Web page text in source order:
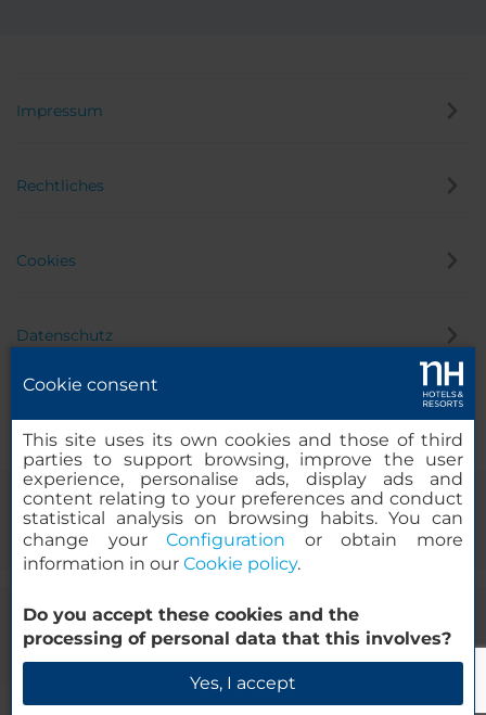
Impressum
Rechtliches
Cookies
Datenschutz
© 2000 – 2026 MINOR HOTELS EUROPE & AMERICAS Santa Engracia
120. 28003 Madrid, Spanien
Cookie consent
This site uses its own cookies and those of third
parties to support browsing, improve the user
experience, personalise ads, display ads and
content relating to your preferences and conduct
statistical analysis on browsing habits. You can
change yourConfiguration or obtain more
information in our Cookie policy.
Do you accept these cookies and the
processing of personal data that this involves?
Yes, I accept